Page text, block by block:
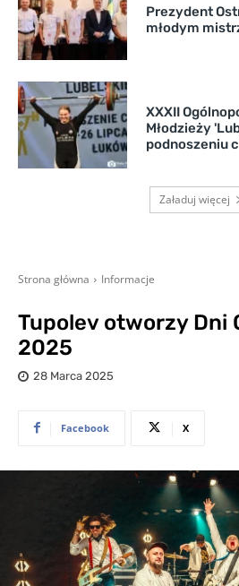
Prezydent
młodym
XXXII
Młodzieży
podnoszeniu
Załaduj więcej